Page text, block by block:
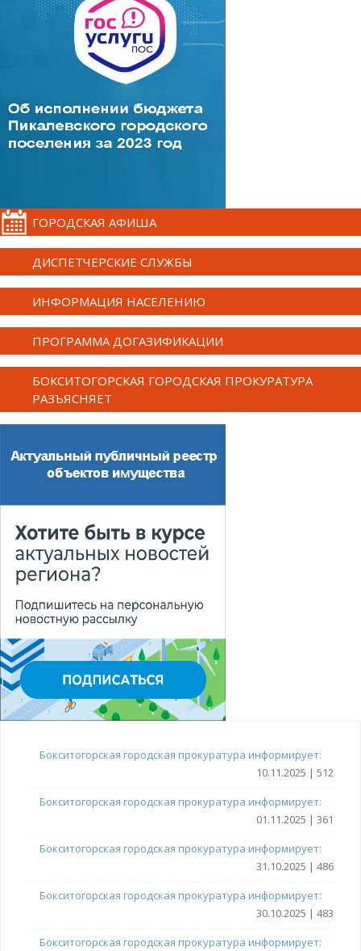
ГОРОДСКАЯ АФИША
ДИСПЕТЧЕРСКИЕ СЛУЖБЫ
ИНФОРМАЦИЯ НАСЕЛЕНИЮ
ПРОГРАММА ДОГАЗИФИКАЦИИ
БОКСИТОГОРСКАЯ ГОРОДСКАЯ ПРОКУРАТУРА
РАЗЪЯСНЯЕТ
Бокситогорская городская прокуратура информирует:
10.11.2025 | 512
Бокситогорская городская прокуратура информирует:
01.11.2025 | 361
Бокситогорская городская прокуратура информирует:
31.10.2025 | 486
Бокситогорская городская прокуратура информирует:
30.10.2025 | 483
Бокситогорская городская прокуратура информирует: